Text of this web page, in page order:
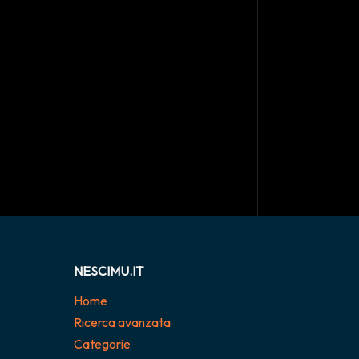
NESCIMU.IT
Home
Ricerca avanzata
Categorie